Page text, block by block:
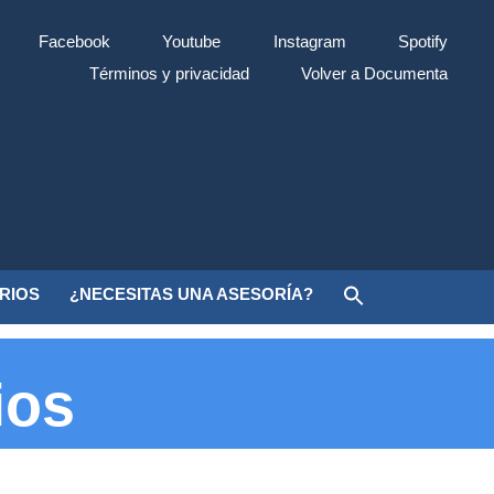
Facebook Youtube Instagram
Spotify
Términos y privacidad
Volver a Documenta
¿NECESITAS UNA ASESORÍA?